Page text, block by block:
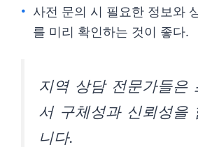
사전 문의 시 필요한 정보와
를 미리 확인하는 것이 좋다.
지역 상담 전문가들은
서 구체성과 신뢰성을
니다.